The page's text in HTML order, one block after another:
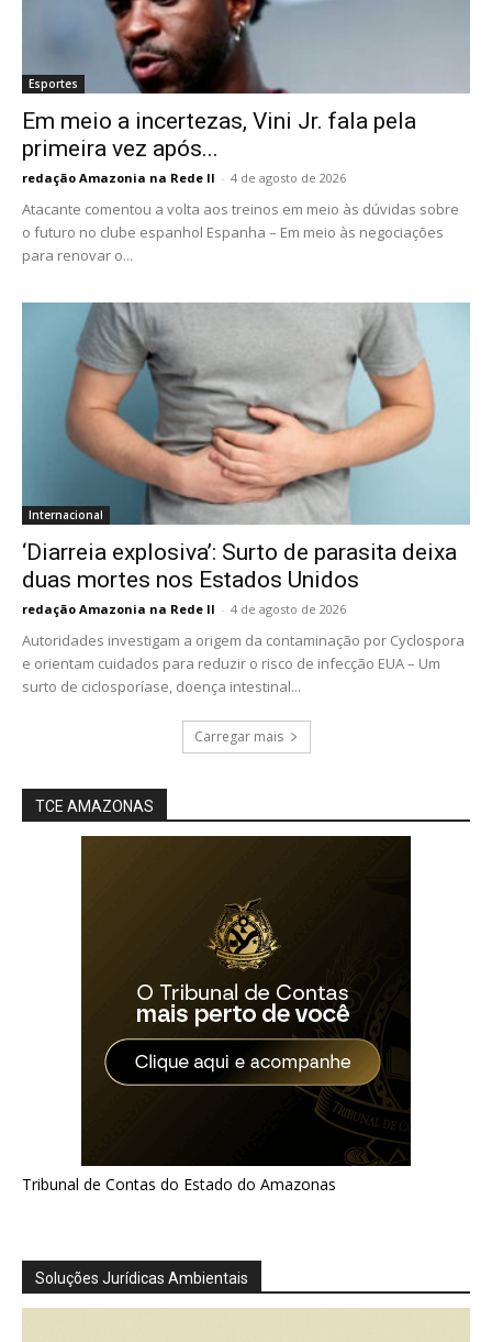
Esportes
Em meio a incertezas, Vini Jr. fala pela
primeira vez após...
redação Amazonia na Rede II - 4 de agosto de 2026
Atacante comentou a volta aos treinos em meio às dúvidas sobre
o futuro no clube espanhol Espanha – Em meio às negociações
para renovar o...
Internacional
‘Diarreia explosiva’: Surto de parasita deixa
duas mortes nos Estados Unidos
redação Amazonia na Rede II - 4 de agosto de 2026
Autoridades investigam a origem da contaminação por Cyclospora
e orientam cuidados para reduzir o risco de infecção EUA – Um
surto de ciclosporíase, doença intestinal...
Carregar mais
TCE AMAZONAS
Tribunal de Contas do Estado do Amazonas
Soluções Jurídicas Ambientais